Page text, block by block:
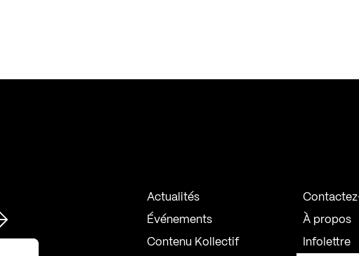
Actualités
Événements
Contenu Kollectif
À propos
Infolettre